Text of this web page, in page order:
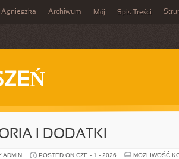
Agnieszka Archiwum Mój Spis Treści
I DODATKI
ADMIN POSTED ON CZE - 1 - 2026
MOŻLIWOŚĆ